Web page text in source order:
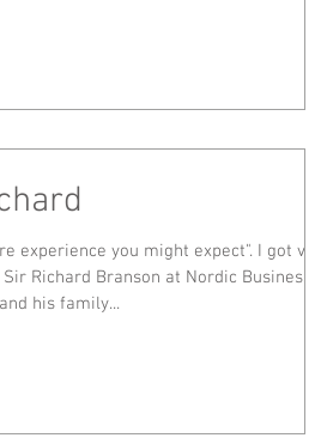
experience you might expect". I got very
Richard Branson at Nordic Business
his family...